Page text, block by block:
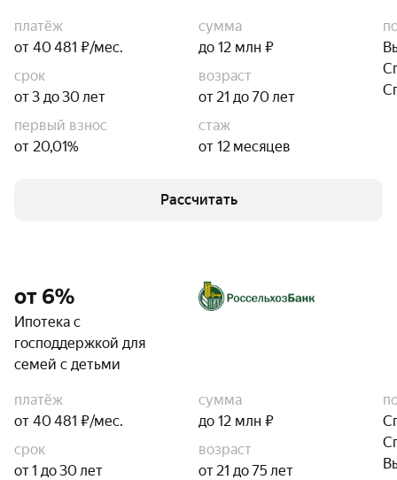
платёж
от 40 481 ₽/мес.
сумма
до 12 млн ₽
срок
от 3 до 30 лет
возраст
от 21 до 70 лет
первый взнос
от 20,01%
стаж
от 12 месяцев
Рассчитать
от 6%
Ипотека с
господдержкой для
семей с детьми
платёж
от 40 481 ₽/мес.
сумма
до 12 млн ₽
срок
от 1 до 30 лет
возраст
от 21 до 75 лет